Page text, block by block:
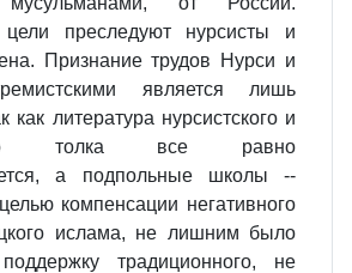
цели преследуют нурсисты и
Признание трудов Нурси и
является лишь
как литература нурсистского и
толка все равно
а подпольные школы --
компенсации негативного
ислама, не лишним было
традиционного, не